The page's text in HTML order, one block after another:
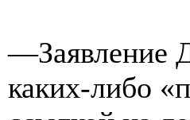
—Заявление
каких-либо